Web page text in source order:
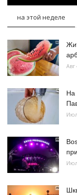
на этой неделе
Авг
На